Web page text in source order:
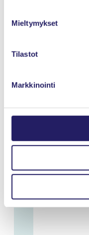
Mieltymykset
Tilastot
Markkinointi
Sähköposti *